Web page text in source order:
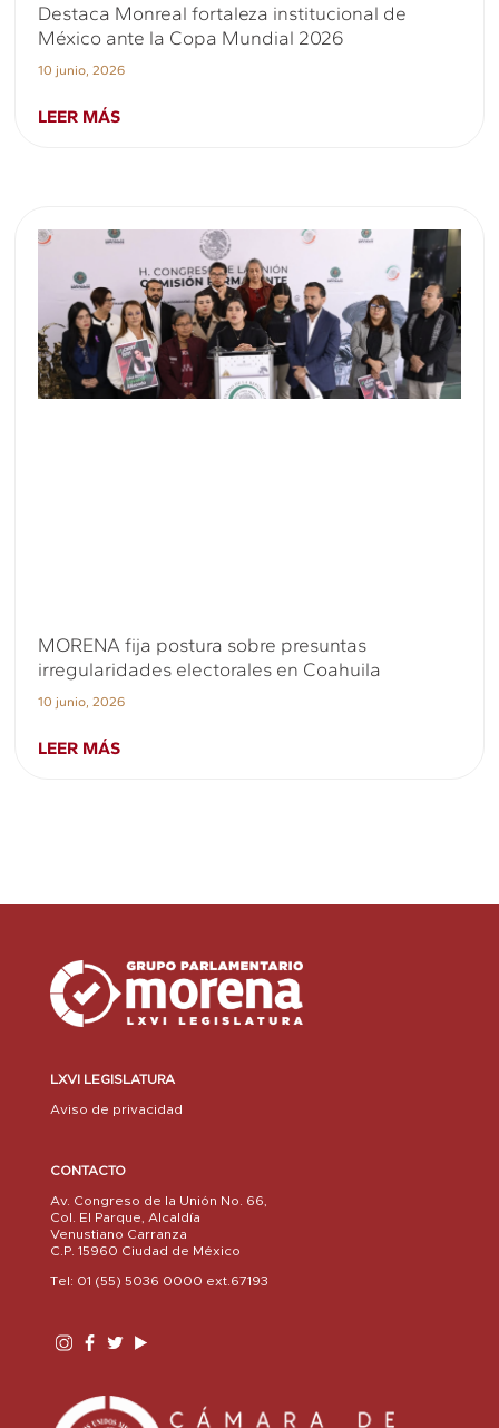
Destaca Monreal fortaleza institucional de
México ante la Copa Mundial 2026
10 junio, 2026
LEER MÁS
MORENA fija postura sobre presuntas
irregularidades electorales en Coahuila
10 junio, 2026
LEER MÁS
LXVI LEGISLATURA
Aviso de privacidad
CONTACTO
Av. Congreso de la Unión No. 66,
Col. El Parque, Alcaldía
Venustiano Carranza
C.P. 15960 Ciudad de México
Tel: 01 (55) 5036 0000 ext.67193